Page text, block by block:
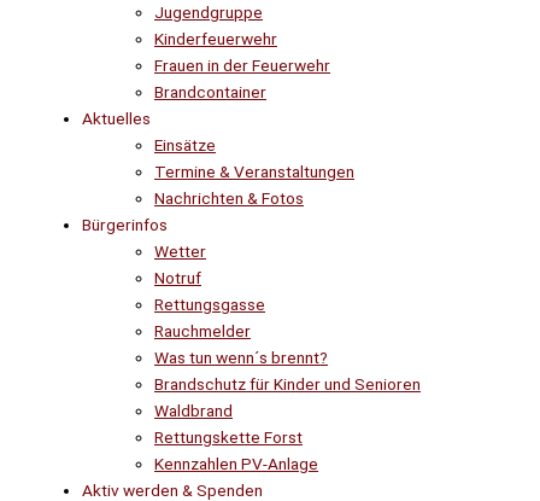
Jugendgruppe
Kinderfeuerwehr
Frauen in der Feuerwehr
Brandcontainer
Aktuelles
Einsätze
Termine & Veranstaltungen
Nachrichten & Fotos
Bürgerinfos
Wetter
Notruf
Rettungsgasse
Rauchmelder
Was tun wenn´s brennt?
Brandschutz für Kinder und Senioren
Waldbrand
Rettungskette Forst
Kennzahlen PV-Anlage
Aktiv werden & Spenden